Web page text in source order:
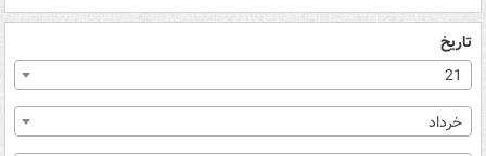
تاریخ
21
خرداد